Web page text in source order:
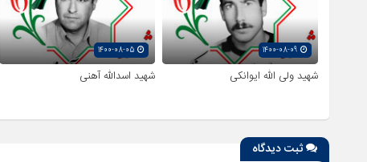
شهید ولی الله ایوانکی
1400-08-05
شهید اسدالله آهنی
ثبت دیدگاه